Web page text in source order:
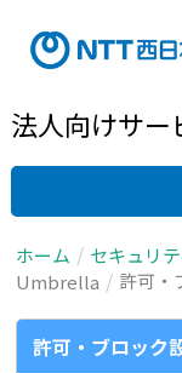
法人向けサー
ホーム
セキュリ
Umbrella
許可・
許可・ブロック